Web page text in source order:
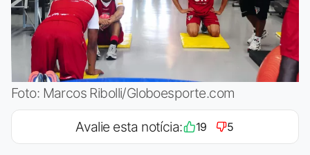
Foto: Marcos Ribolli/Globoesporte.com
Avalie esta notícia: 19 5